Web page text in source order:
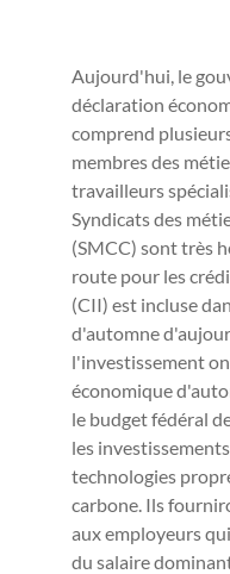
Aujourd'hui, le
déclaration
comprend
membres des
travailleurs
Syndicats des
(SMCC) sont très
route pour les
(CII) est incluse
d'automne
l'investissement
économique
le budget fédéral
les
technologies
carbone. Ils
aux employeurs
du salaire